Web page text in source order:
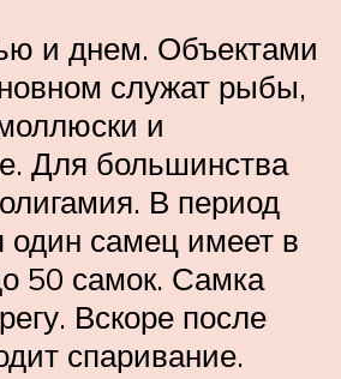
и днем. Объектами
служат рыбы,
и
Для большинства
В период
один самец имеет в
50 самок. Самка
Вскоре после
спаривание.